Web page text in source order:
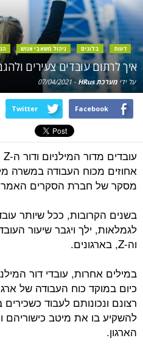
דעות בלוגים ניהול משאבי אנוש
איך לרתום עובדים צעירים
על ידי מערכת HRus -
07/04/2021
Facebook
Twitter
אחוזים מכוח העבודה במשרה
מסקר של חברת הסקרים
בשנים הקרובות, ככל שיותר
לגמלאות, ילך ויגבר שיעור
וה-Z, בארגונים.
כיום במוקד כוח העבודה של
רצונם ונכונותם לעבוד
להשקיע בו את מיטב כישוריהם
הארגון.